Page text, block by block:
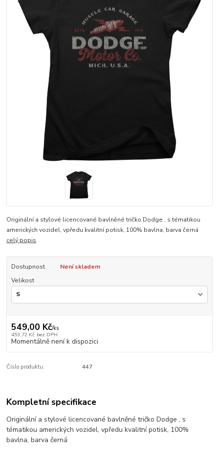
Originální a stylové licencované bavlněné tričko Dodge , s tématikou
amerických vozidel, vpředu kvalitní potisk, 100% bavlna, barva černá
celý popis
Dostupnost
Není skladem
Velikost
549,00 Kč/ks
453,72 Kč bez DPH
Momentálně není k dispozici
Číslo produktu: 447
Kompletní specifikace
Originální a stylové licencované bavlněné tričko Dodge , s
tématikou amerických vozidel, vpředu kvalitní potisk, 100%
bavlna, barva černá